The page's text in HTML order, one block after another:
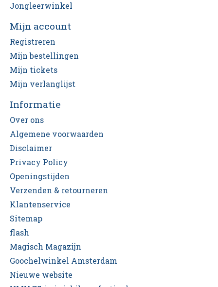
Jongleerwinkel
Mijn account
Registreren
Mijn bestellingen
Mijn tickets
Mijn verlanglijst
Informatie
Over ons
Algemene voorwaarden
Disclaimer
Privacy Policy
Openingstijden
Verzenden & retourneren
Klantenservice
Sitemap
flash
Magisch Magazijn
Goochelwinkel Amsterdam
Nieuwe website